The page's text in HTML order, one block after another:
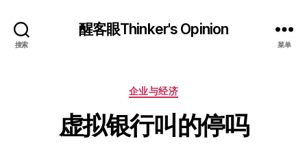
搜索
醒客眼Thinker's Opinion
菜单
分
企业与经济
虚拟银行叫的停吗